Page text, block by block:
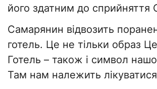
його здатним до сприйняття
Самарянин відвозить
готель. Це не тільки образ
Готель – також і символ
Там нам належить